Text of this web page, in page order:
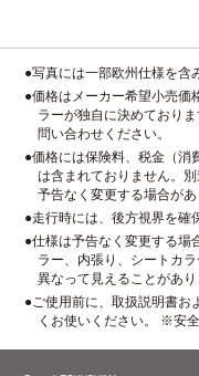
●写真には一部欧州仕様を含
●価格はメーカー希望小売価
ラーが独自に決めており
問い合わせください。
●価格には保険料、税金（消
は含まれておりません。
予告なく変更する場合があ
●走行時には、後方視界を確
●仕様は予告なく変更する場
ラー、内張り、シートカ
異なって見えることがあり
●ご使用前に、取扱説明書お
くお使いください。 ※安